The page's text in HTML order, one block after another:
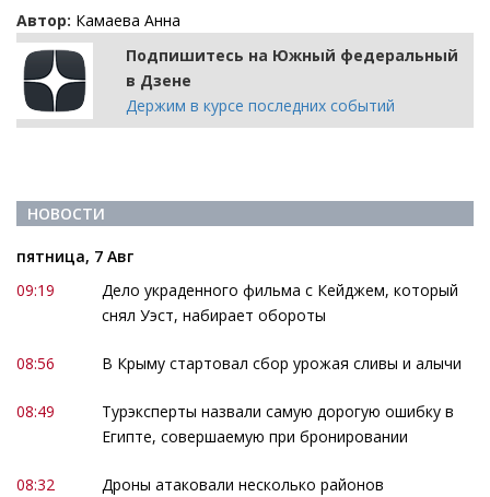
Автор: Камаева Анна
Подпишитесь на Южный федеральный
в Дзене
Держим в курсе последних событий
НОВОСТИ
пятница, 7 Авг
09:19
Дело украденного фильма с Кейджем, который
снял Уэст, набирает обороты
08:56 В Крыму стартовал сбор урожая сливы и алычи
08:49
Турэксперты назвали самую дорогую ошибку в
Египте, совершаемую при бронировании
08:32
Дроны атаковали несколько районов